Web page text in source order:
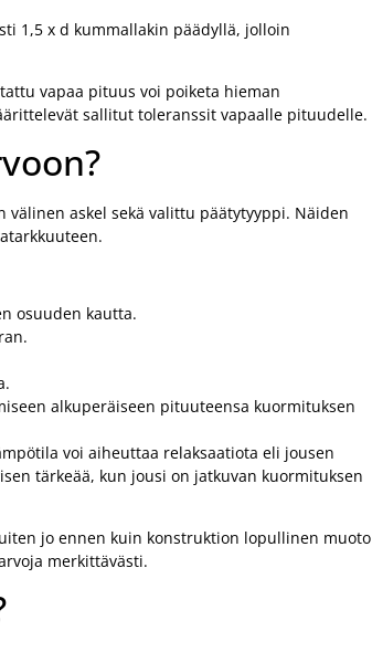
1,5 x d kummallakin päädyllä, jolloin
vapaa pituus voi poiketa hieman
sallitut toleranssit vapaalle pituudelle.
askel sekä valittu päätytyyppi. Näiden
osuuden kautta.
alkuperäiseen pituuteensa kuormituksen
voi aiheuttaa relaksaatiota eli jousen
tärkeää, kun jousi on jatkuvan kuormituksen
jo ennen kuin konstruktion lopullinen muoto
merkittävästi.